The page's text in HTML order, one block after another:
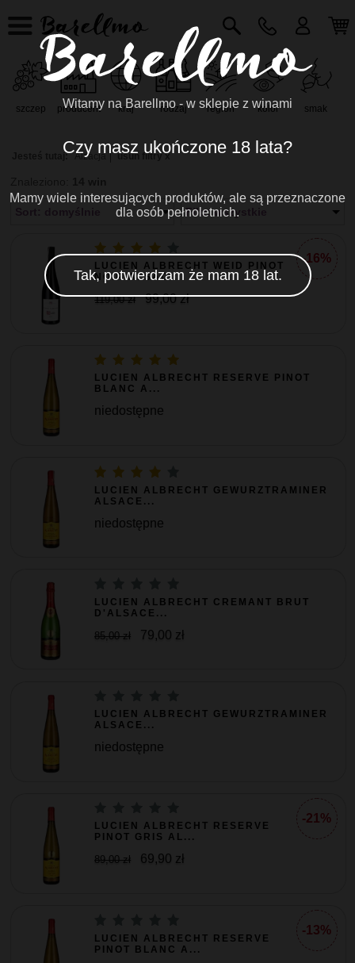
kraj
producent region
szczep kolor smak
rodzaj
Jesteś tutaj: Alzacja usuń filtry x
Filtr: wszystkie
-16%
LUCIEN ALBRECHT WEID PINOT
NOIR ALSAC...
119,00 zł 99,00 zł
LUCIEN ALBRECHT RESERVE PINOT
BLANC A...
niedostępne
LUCIEN ALBRECHT GEWURZTRAMINER
ALSACE...
niedostępne
LUCIEN ALBRECHT CREMANT BRUT
D'ALSACE...
85,00 zł 79,00 zł
LUCIEN ALBRECHT GEWURZTRAMINER
ALSACE...
niedostępne
-21%
LUCIEN ALBRECHT RESERVE
PINOT GRIS AL...
89,00 zł 69,90 zł
-13%
LUCIEN ALBRECHT RESERVE
PINOT BLANC A...
Witamy na Barellmo - w sklepie z winami
Czy masz ukończone 18 lata?
Mamy wiele interesujących produktów, ale są przeznaczone
dla osób pełnoletnich.
Tak, potwierdzam że mam 18 lat.